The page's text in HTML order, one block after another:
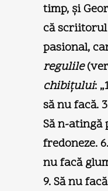
timp, şi
că
pasional,
regulile
chibiţului:
să nu facă.
Să n-atingă
fredoneze.
nu facă
9. Să nu